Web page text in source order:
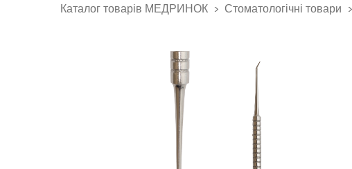
Каталог товарів МЕДРИНОК Стоматологічні товари